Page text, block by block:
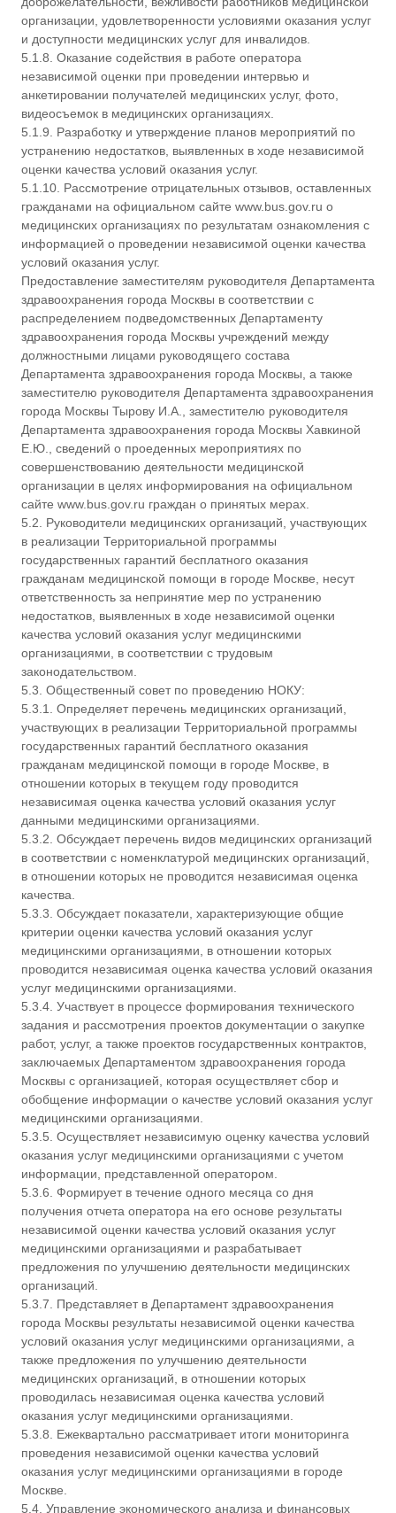
организации, удовлетворенности условиями оказания услуг
и доступности медицинских услуг для инвалидов.
5.1.8. Оказание содействия в работе оператора
независимой оценки при проведении интервью и
анкетировании получателей медицинских услуг, фото,
видеосъемок в медицинских организациях.
5.1.9. Разработку и утверждение планов мероприятий по
устранению недостатков, выявленных в ходе независимой
оценки качества условий оказания услуг.
5.1.10. Рассмотрение отрицательных отзывов, оставленных
гражданами на официальном сайте www.bus.gov.ru о
медицинских организациях по результатам ознакомления с
информацией о проведении независимой оценки качества
условий оказания услуг.
Предоставление заместителям руководителя Департамента
здравоохранения города Москвы в соответствии с
распределением подведомственных Департаменту
здравоохранения города Москвы учреждений между
должностными лицами руководящего состава
Департамента здравоохранения города Москвы, а также
заместителю руководителя Департамента здравоохранения
города Москвы Тырову И.А., заместителю руководителя
Департамента здравоохранения города Москвы Хавкиной
Е.Ю., сведений о проеденных мероприятиях по
совершенствованию деятельности медицинской
организации в целях информирования на официальном
сайте www.bus.gov.ru граждан о принятых мерах.
5.2. Руководители медицинских организаций, участвующих
в реализации Территориальной программы
государственных гарантий бесплатного оказания
гражданам медицинской помощи в городе Москве, несут
ответственность за непринятие мер по устранению
недостатков, выявленных в ходе независимой оценки
качества условий оказания услуг медицинскими
организациями, в соответствии с трудовым
законодательством.
5.3. Общественный совет по проведению НОКУ:
5.3.1. Определяет перечень медицинских организаций,
участвующих в реализации Территориальной программы
государственных гарантий бесплатного оказания
гражданам медицинской помощи в городе Москве, в
отношении которых в текущем году проводится
независимая оценка качества условий оказания услуг
данными медицинскими организациями.
5.3.2. Обсуждает перечень видов медицинских организаций
в соответствии с номенклатурой медицинских организаций,
в отношении которых не проводится независимая оценка
качества.
5.3.3. Обсуждает показатели, характеризующие общие
критерии оценки качества условий оказания услуг
медицинскими организациями, в отношении которых
проводится независимая оценка качества условий оказания
услуг медицинскими организациями.
5.3.4. Участвует в процессе формирования технического
задания и рассмотрения проектов документации о закупке
работ, услуг, а также проектов государственных контрактов,
заключаемых Департаментом здравоохранения города
Москвы с организацией, которая осуществляет сбор и
обобщение информации о качестве условий оказания услуг
медицинскими организациями.
5.3.5. Осуществляет независимую оценку качества условий
оказания услуг медицинскими организациями с учетом
информации, представленной оператором.
5.3.6. Формирует в течение одного месяца со дня
получения отчета оператора на его основе результаты
независимой оценки качества условий оказания услуг
медицинскими организациями и разрабатывает
предложения по улучшению деятельности медицинских
организаций.
5.3.7. Представляет в Департамент здравоохранения
города Москвы результаты независимой оценки качества
условий оказания услуг медицинскими организациями, а
также предложения по улучшению деятельности
медицинских организаций, в отношении которых
проводилась независимая оценка качества условий
оказания услуг медицинскими организациями.
5.3.8. Ежеквартально рассматривает итоги мониторинга
проведения независимой оценки качества условий
оказания услуг медицинскими организациями в городе
Москве.
5.4. Управление экономического анализа и финансовых